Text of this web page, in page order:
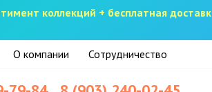
коллекций + бесплатная
О компании Сотрудничество